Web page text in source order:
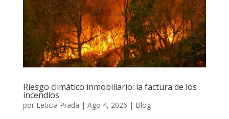
Riesgo climático inmobiliario: la factura de los
incendios
por Leticia Prada | Ago 4, 2026 | Blog